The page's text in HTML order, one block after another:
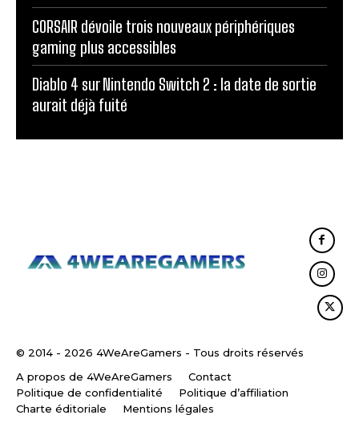
CORSAIR dévoile trois nouveaux périphériques
gaming plus accessibles
Diablo 4 sur Nintendo Switch 2 : la date de sortie
aurait déjà fuité
© 2014 - 2026 4WeAreGamers - Tous droits réservés
A propos de 4WeAreGamers
Contact
Politique de confidentialité
Politique d’affiliation
Charte éditoriale
Mentions légales